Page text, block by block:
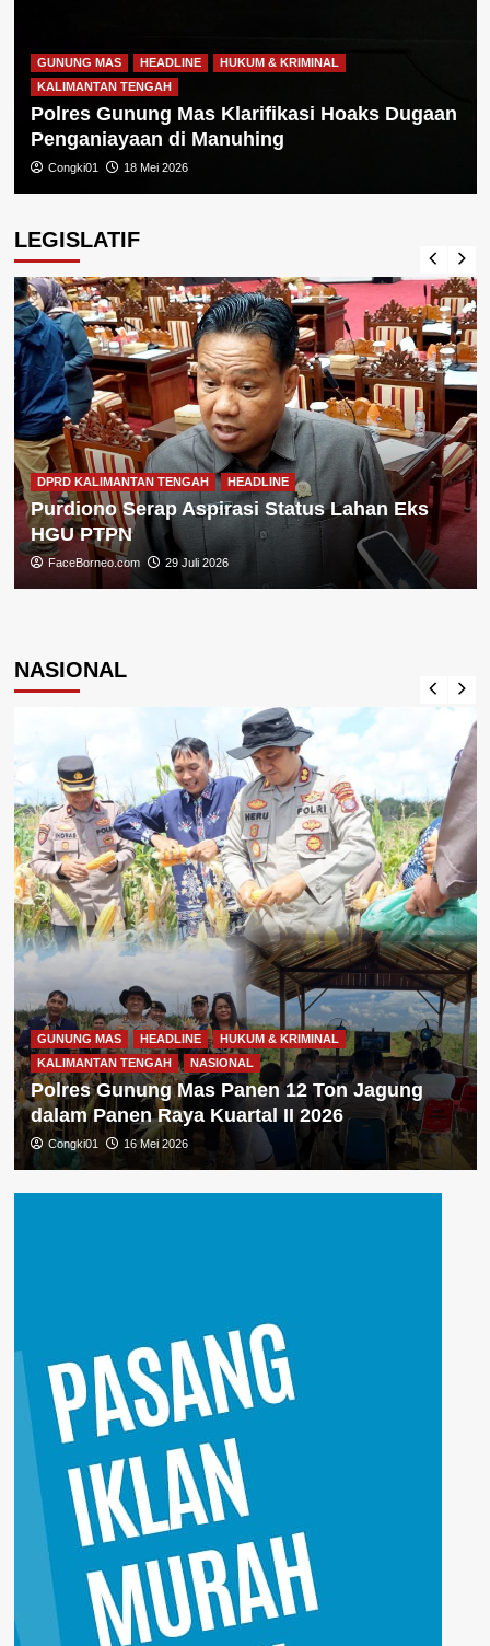
GUNUNG MAS HEADLINE
HUKUM & KRIMINAL
KALIMANTAN TENGAH
Polres Gunung Mas Klarifikasi Hoaks Dugaan
Penganiayaan di Manuhing
Congki01 18 Mei 2026
LEGISLATIF
DPRD KALIMANTAN TENGAH HEADLINE
Purdiono Serap Aspirasi Status Lahan Eks
HGU PTPN
FaceBorneo.com 29 Juli 2026
NASIONAL
GUNUNG MAS HEADLINE
HUKUM & KRIMINAL
KALIMANTAN TENGAH
NASIONAL
Polres Gunung Mas Panen 12 Ton Jagung
dalam Panen Raya Kuartal II 2026
Congki01 16 Mei 2026